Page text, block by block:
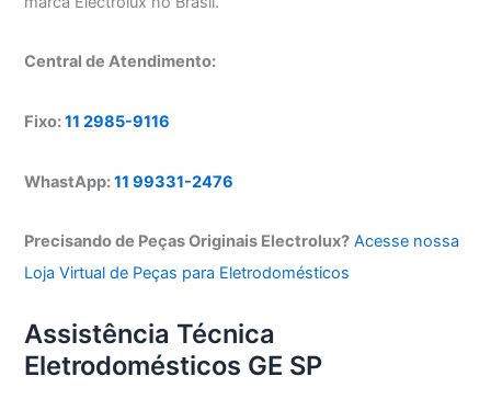
Central de Atendimento:
Fixo:11 2985-9116
WhastApp:11 99331-2476
Precisando de Peças Originais Electrolux? Acesse nossa
Loja Virtual de Peças para Eletrodomésticos
Assistência Técnica
Eletrodomésticos GE SP